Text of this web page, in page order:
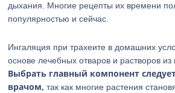
дыхания. Многие рецепты их времени
популярностью и сейчас.
Ингаляция при трахеите в домашних
основе лечебных отваров и растворов из
Выбрать главный компонент
врачом,так как многие растения